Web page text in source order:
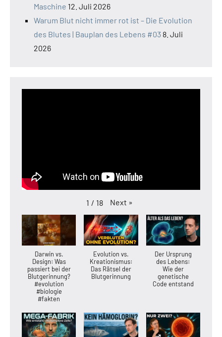
Maschine 12. Juli 2026
Warum Blut nicht immer rot ist – Die Evolution
des Blutes | Bauplan des Lebens #03 8. Juli
2026
1 / 18 Next »
Darwin vs.
Design: Was
passiert bei der
Blutgerinnung?
#evolution
#biologie
#fakten
Evolution vs.
Kreationismus:
Das Rätsel der
Blutgerinnung
Der Ursprung
des Lebens:
Wie der
genetische
Code entstand